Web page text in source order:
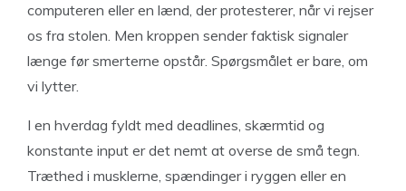
computeren eller en lænd, der protesterer, når vi rejser
os fra stolen. Men kroppen sender faktisk signaler
længe før smerterne opstår. Spørgsmålet er bare, om
vi lytter.
I en hverdag fyldt med deadlines, skærmtid og
konstante input er det nemt at overse de små tegn.
Træthed i musklerne, spændinger i ryggen eller en